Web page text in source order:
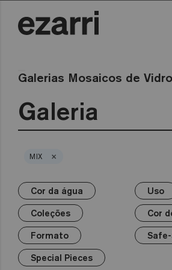
Galerias Mosaicos de
Galeria
MIX ×
Cor da água
Cor da água Uso
Uso
Piscina privada
Piscina pública
Wellness
Coleções
Coleções
Premium
Terrazzo
Gold
Cor
Cor do mosaico
Branco
Preto
Cinzentos
Azuis
Verdes
Formato
Formato
25mm
50mm
Hexa
Safe-Steps
Anti-slip mosaics
Special Pieces
Special Pieces
Corner
Cove